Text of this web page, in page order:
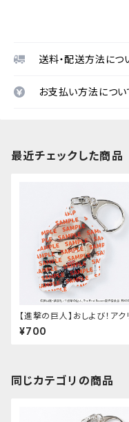
送料・配送方法につ
お支払い方法につい
最近チェックした商品
【進撃の巨人】おしよび！アク
キーホルダー（ジャン）
¥700
同じカテゴリの商品